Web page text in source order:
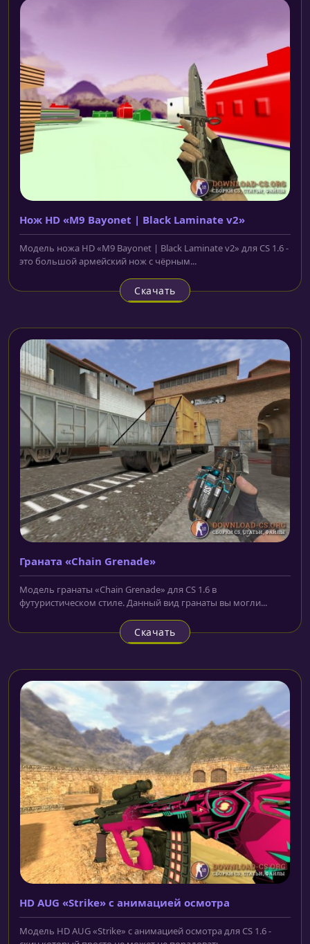
Нож HD «M9 Bayonet | Black Laminate v2»
Модель ножа HD «M9 Bayonet | Black Laminate v2» для CS 1.6 -
это большой армейский нож с чёрным...
Скачать
Граната «Chain Grenade»
Модель гранаты «Chain Grenade» для CS 1.6 в
футуристическом стиле. Данный вид гранаты вы могли...
Скачать
HD AUG «Strike» с анимацией осмотра
Модель HD AUG «Strike» с анимацией осмотра для CS 1.6 -